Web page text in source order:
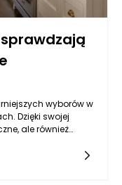
wyborów w
Dzięki swojej
ale również
po bardziej